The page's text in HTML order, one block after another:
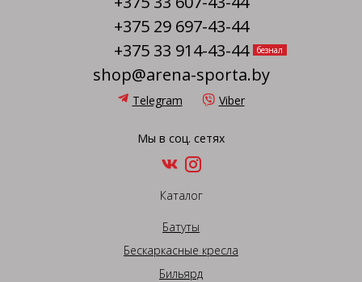
+375 29 697-43-44
+375 33 914-43-44
безнал
shop@arena-sporta.by
Telegram Viber
Мы в соц. сетях
Каталог
Батуты
Бескаркасные кресла
Бильярд